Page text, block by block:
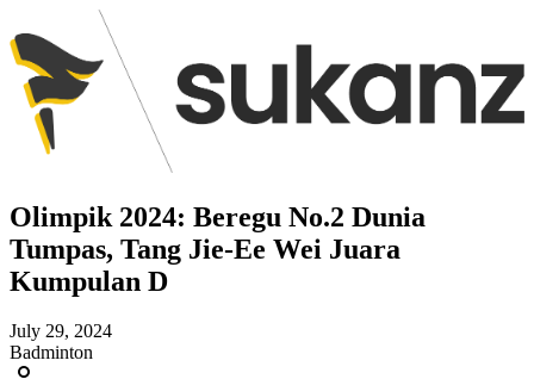
Olimpik 2024: Beregu No.2 Dunia
Tumpas, Tang Jie-Ee Wei Juara
Kumpulan D
July 29, 2024
Badminton